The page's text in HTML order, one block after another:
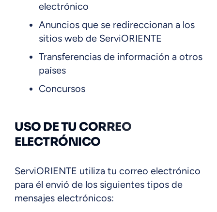
electrónico
Anuncios que se redireccionan a los
sitios web de ServiORIENTE
Transferencias de información a otros
países
Concursos
USO DE TU CORREO
ELECTRÓNICO
ServiORIENTE utiliza tu correo electrónico
para él envió de los siguientes tipos de
mensajes electrónicos: